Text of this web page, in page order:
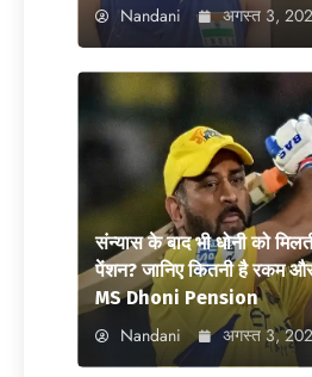
Nandani अगस्त 3,
संन्यास के बाद भी धोनी को
पेंशन? जानिए कितनी है रकम
MS Dhoni Pension
Nandani अगस्त 3,